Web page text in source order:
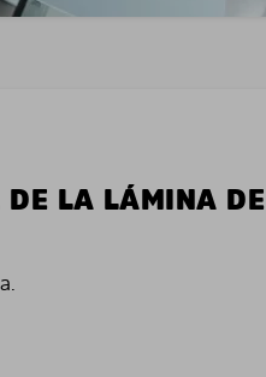
LA LÁMINA DE